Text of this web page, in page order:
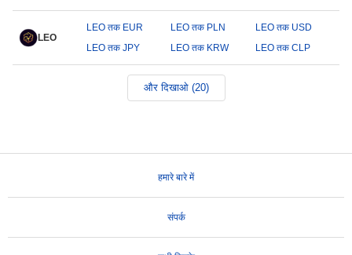
LEO
LEO तक EUR LEO तक PLN
LEO तक USD
LEO तक JPY
LEO तक KRW LEO तक CLP
और दिखाओ (20)
हमारे बारे में
संपर्क